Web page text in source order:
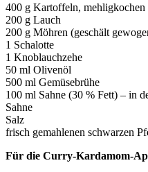
400 g Kartoffeln, mehligkochen
200 g Lauch
200 g Möhren (geschält
1 Schalotte
1 Knoblauchzehe
50 ml Olivenöl
500 ml Gemüsebrühe
100 ml Sahne (30 % Fett) – in
Sahne
Salz
frisch gemahlenen schwarzen
Für die Curry-Kardamom-